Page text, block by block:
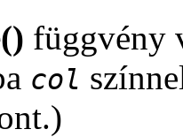
függvény
col